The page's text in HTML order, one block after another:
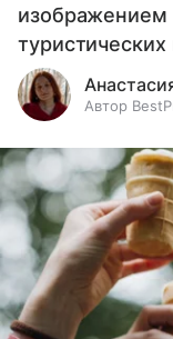
изображением
туристических
Автор